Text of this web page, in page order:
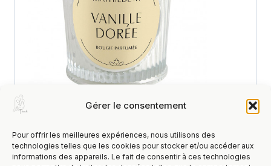
Gérer le consentement
Pour offrir les meilleures expériences, nous utilisons des
technologies telles que les cookies pour stocker et/ou accéder aux
informations des appareils. Le fait de consentir à ces technologies
Dorée, un parfum chaleureux qui dévoile un
accord floral d’orchidée relevé d’une exquise